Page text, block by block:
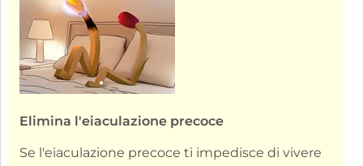
Elimina l'eiaculazione precoce
Se l'eiaculazione precoce ti impedisce di vivere